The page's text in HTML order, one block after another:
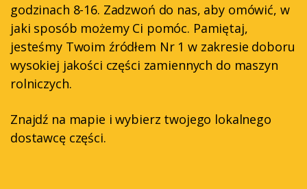
godzinach 8-16. Zadzwoń do nas, aby omówić, w
jaki sposób możemy Ci pomóc. Pamiętaj,
jesteśmy Twoim źródłem Nr 1 w zakresie doboru
wysokiej jakości części zamiennych do maszyn
rolniczych.
Znajdź na mapie i wybierz twojego lokalnego
dostawcę części.‎‎‎‎‎‎‏‏‎ ‎‏‏‎ ‎‏‏‎ ‎‏‏‎ ‎‏‏‎ ‎‏‏‎ ‎‏‏‎ ‎‏‏‎ ‎‏‏‎ ‎‏‏‎ ‎‏‏‎ ‎‏‏‎ ‎‏‏‎ ‎‏‏‎ ‎‏‏‎‏‏‎ ‏‏‎ ‎‏‏‎ ‎‏‏‎‎‏‏‎ ‎‏‏‎ ‎‏‏‎ ‎‏‏‎‎‏‏‎ ‎‏‏‎ ‎‏‏‎ ‎‏‏‎ ‎‏‏‎ ‎‏‏‎ ‎‏‏‎ ‎‎‏‏‎ ‎‏‏‎ ‎‏‏‎ ‎‏‏‎ ‎‏‏‎ ‎‏‏‎ ‎‏‏‎ ‎‏‏‎‎‏‏‎ ‎‏‏‎ ‎‏‏‎ ‎‏‏‎ ‎‏‏‎ ‎‏‏‎ ‎‏‏‎ ‎‎‏‏‎ ‎‏‏‎ ‎‏‏‎ ‎‏‏‎ ‎‏‏‎ ‎‏‏‎ ‎‏‏‎ ‎‏‏‎‎‏‏‎ ‎‏‏‎ ‎‏‏‎ ‎‏‏‎ ‎‏‏‎ ‎‏‏‎ ‎‏‏‎ ‎‎‏‏‎ ‎‏‏‎ ‎‏‏‎